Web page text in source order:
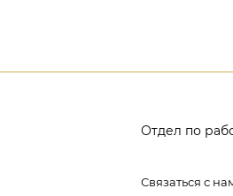
Отдел по
Связаться с